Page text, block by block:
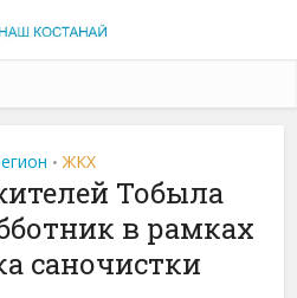
• ЖКХ
Тобыла
в рамках
саночистки